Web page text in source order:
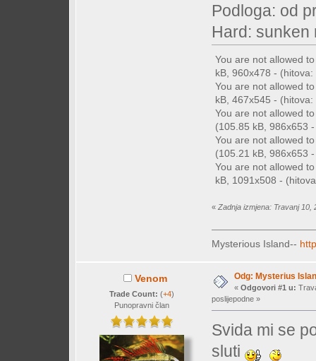
Podloga: od
Hard: sunken
You are not allowed
kB, 960x478 -
You are not allowed
kB, 467x545 -
You are not allowed
(105.85 kB, 986x653
You are not allowed
(105.21 kB, 986x653
You are not allowed
kB, 1091x508 -
« Zadnja izmjena: Travanj 10,
Mysterious Island--
Venom
Trade Count: (+4)
Punopravni član
Odg: Mysterius
« Odgovori #1 u:
poslijepodne »
Svida mi se
sluti